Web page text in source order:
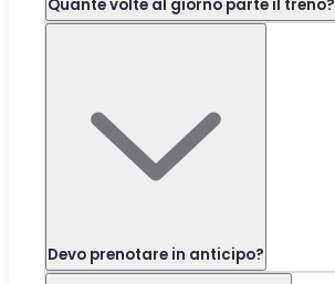
Quante volte al giorno parte il treno?
Devo prenotare in anticipo?